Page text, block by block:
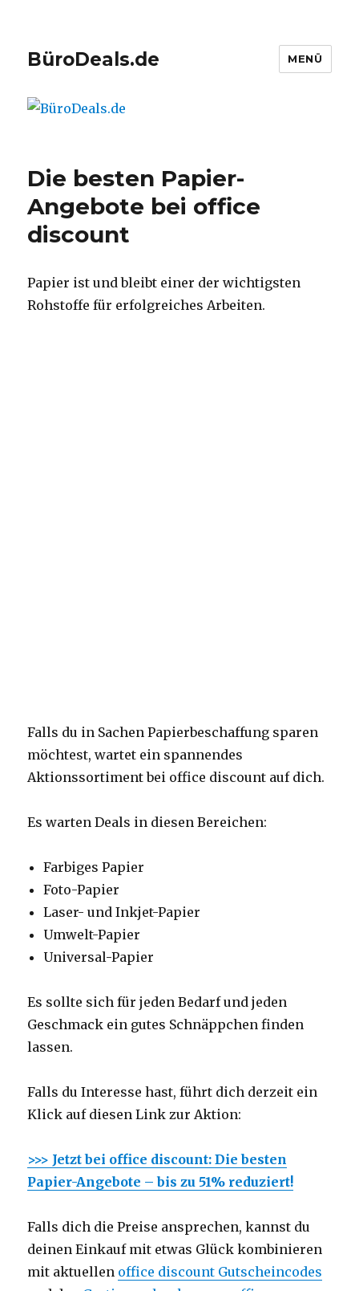
BüroDeals.de MENÜ
Die besten Papier-
Angebote bei office
discount
Papier ist und bleibt einer der wichtigsten
Rohstoffe für erfolgreiches Arbeiten.
Falls du in Sachen Papierbeschaffung sparen
möchtest, wartet ein spannendes
Aktionssortiment bei office discount auf dich.
Es warten Deals in diesen Bereichen:
Farbiges Papier
Foto-Papier
Laser- und Inkjet-Papier
Umwelt-Papier
Universal-Papier
Es sollte sich für jeden Bedarf und jeden
Geschmack ein gutes Schnäppchen finden
lassen.
Falls du Interesse hast, führt dich derzeit ein
Klick auf diesen Link zur Aktion:
>>> Jetzt bei office discount: Die besten
Papier-Angebote – bis zu 51% reduziert!
Falls dich die Preise ansprechen, kannst du
deinen Einkauf mit etwas Glück kombinieren
mit aktuellen office discount Gutscheincodes